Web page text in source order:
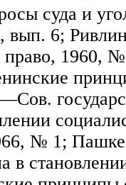
суда и
вып. 6;
право, 1960,
ов.
№ 1;